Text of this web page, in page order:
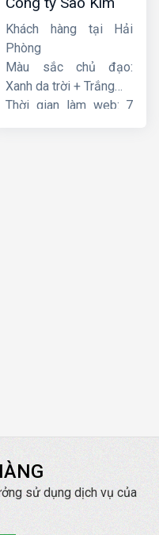
Khách hàng tại Hải
Phòng
Màu sắc chủ đạo:
Xanh da trời + Trắng
Thời gian làm web: 7
sử dụng dịch vụ của